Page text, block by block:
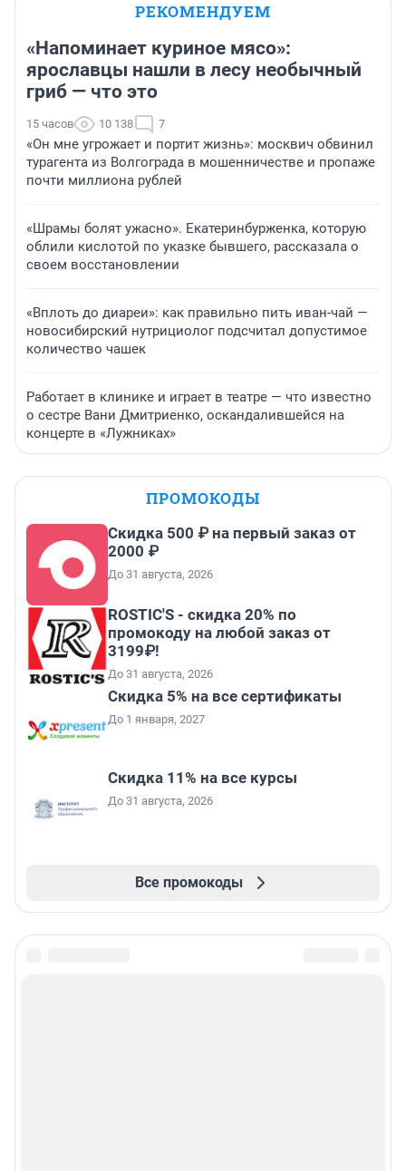
РЕКОМЕНДУЕМ
«Напоминает куриное мясо»:
ярославцы нашли в лесу необычный
гриб — что это
15 часов 10 138 7
«Он мне угрожает и портит жизнь»: москвич обвинил
турагента из Волгограда в мошенничестве и пропаже
почти миллиона рублей
«Шрамы болят ужасно». Екатеринбурженка, которую
облили кислотой по указке бывшего, рассказала о
своем восстановлении
«Вплоть до диареи»: как правильно пить иван-чай —
новосибирский нутрициолог подсчитал допустимое
количество чашек
Работает в клинике и играет в театре — что известно
о сестре Вани Дмитриенко, оскандалившейся на
концерте в «Лужниках»
ПРОМОКОДЫ
Скидка 500 ₽ на первый заказ от
2000 ₽
До 31 августа, 2026
ROSTIC'S - скидка 20% по
промокоду на любой заказ от
3199₽!
До 31 августа, 2026
Скидка 5% на все сертификаты
До 1 января, 2027
Скидка 11% на все курсы
До 31 августа, 2026
Все промокоды